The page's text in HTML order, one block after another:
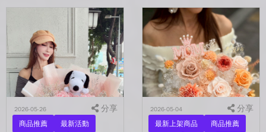
誰？ 是陪你走過每一天的
另一半，是一直默默支持你
的家人，還是那個努力生活
的自己？ 花，不一定要等
到特別的人才能收到。...
💜 有些祝福，用一束花剛剛
好 💜 最近開始看到很多人
在拍照📷 穿著學士服、抱著
花束，笑著紀錄這段重要的
時光🤍 一路走到現在，一
定有很多不容易。 熬過考
試...
2026-05-26 分享
商品推薦
最新活動
2026-05-04 分享
最新上架商品
商品推薦